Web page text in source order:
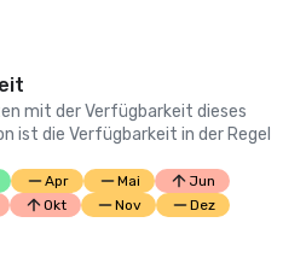
mit der Verfügbarkeit dieses
ist die Verfügbarkeit in der Regel
Apr Mai
Jun
Okt Nov Dez